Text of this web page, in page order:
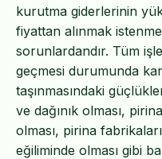
kurutma giderlerinin
fiyattan alınmak
sorunlardandır. Tüm
geçmesi durumunda
taşınmasındaki
ve dağınık olması,
olması, pirina
eğiliminde olması gibi